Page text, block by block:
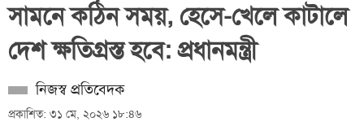
সামনে কঠিন সময়, হেসে-খেলে কাটালে
দেশ ক্ষতিগ্রস্ত হবে: প্রধানমন্ত্রী
নিজস্ব প্রতিবেদক
প্রকাশিত: ৩১ মে, ২০২৬ ১৮:৪৬